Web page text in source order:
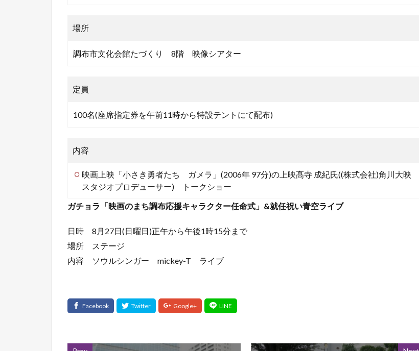
場所
調布市文化会館たづくり 8階 映像シアター
定員
100名(座席指定券を午前11時から特設テントにて配布)
内容
映画上映「小さき勇者たち ガメラ」(2006年 97分)の上映髙寺 成紀氏((株式会社)角川大映
スタジオプロデューサー) トークショー
ガチョラ「映画のまち調布応援キャラクター任命式」&就任祝い青空ライブ
日時 8月27日(日曜日)正午から午後1時15分まで
場所 ステージ
内容 ソウルシンガー mickey-T ライブ